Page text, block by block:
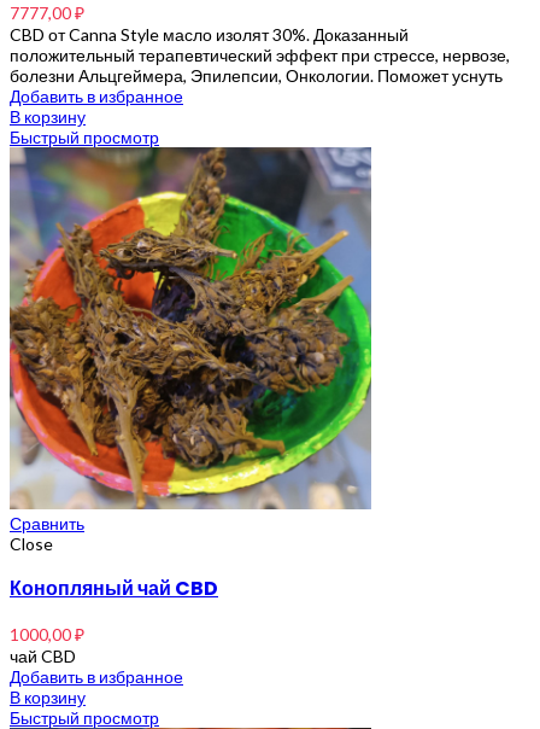
7777,00₽
CBD от Canna Style масло изолят 30%. Доказанный
положительный терапевтический эффект при стрессе, нервозе,
болезни Альцгеймера, Эпилепсии, Онкологии. Поможет уснуть
Добавить в избранное
В корзину
Быстрый просмотр
Сравнить
Close
Конопляный чай CBD
1000,00₽
чай CBD
Добавить в избранное
В корзину
Быстрый просмотр